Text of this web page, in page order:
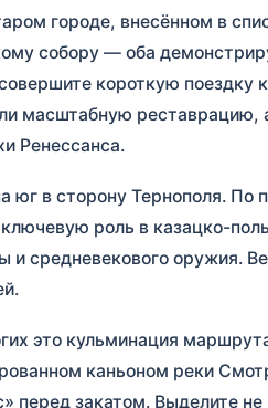
городе, внесённом в
собору — оба
короткую поездку
масштабную реставрацию,
Ренессанса.
юг в сторону Тернополя. По
роль в казацко-
средневекового оружия.
это кульминация
каньоном реки
перед закатом. Выделите